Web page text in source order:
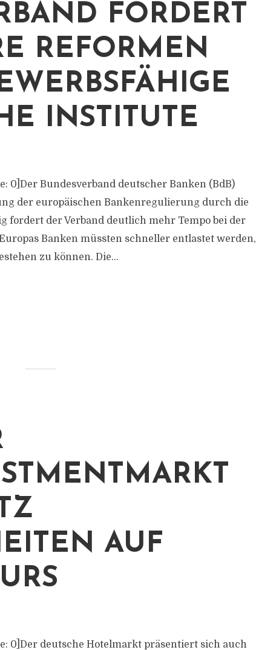
FORDERT
REFORMEN
INSTITUTE
0]Der Bundesverband deutscher Banken (BdB)
der europäischen Bankenregulierung durch die
fordert der Verband deutlich mehr Tempo bei der
Banken müssten schneller entlastet werden,
zu können. Die...
AUF
0]Der deutsche Hotelmarkt präsentiert sich auch